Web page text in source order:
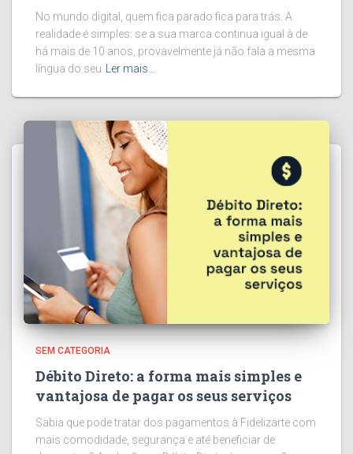
No mundo digital, quem fica parado fica para trás. A
realidade é simples: se a sua marca continua igual à de
há mais de 10 anos, provavelmente já não fala a mesma
língua do seu Ler mais…
SEM CATEGORIA
Débito Direto: a forma mais simples e
vantajosa de pagar os seus serviços
Sabia que pode tratar dos pagamentos à Fidelizarte com
mais comodidade, segurança e até beneficiar de